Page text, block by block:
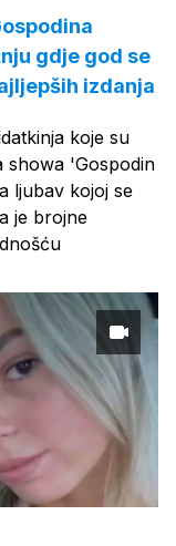
gdje god se
izdanja
koje su
showa 'Gospodin
ljubav kojoj se
je brojne